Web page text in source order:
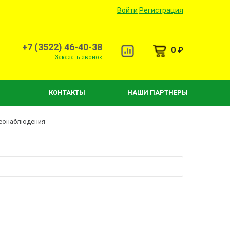
Войти Регистрация
+7 (3522) 46-40-38
Заказать звонок
0 ₽
КОНТАКТЫ НАШИ ПАРТНЕРЫ